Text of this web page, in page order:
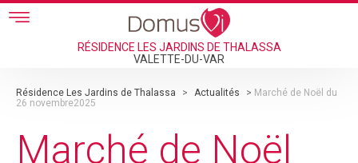
Skip to main content
RÉSIDENCE LES JARDINS DE THALASSA
VALETTE-DU-VAR
Résidence Les Jardins de Thalassa > Actualités > Marché de Noël du
26 novembre2025
Marché de Noël